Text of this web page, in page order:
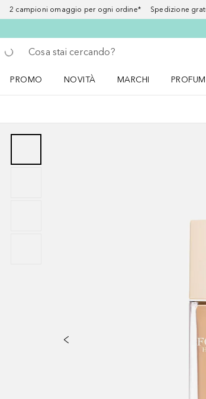
2 campioni omaggio per ogni ordine* Spedizione
Torna indietro
Esegui ricerca
PROMO
NOVITÀ
MARCHI